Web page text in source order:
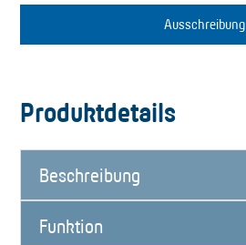
Ausschreibung
Produktdetails
Beschreibung
Funktion